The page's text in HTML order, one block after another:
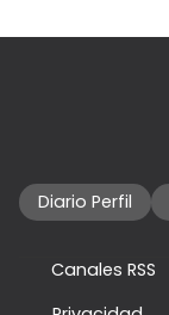
Diario Perfil
Canales RSS